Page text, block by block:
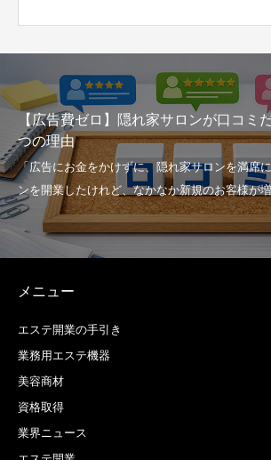
【広告費ゼロ】隠れ家サロンが口コミ
つの理由
メニュー
エステ開業の手引き
業務用エステ機器
美容商材
資格取得
業界ニュース